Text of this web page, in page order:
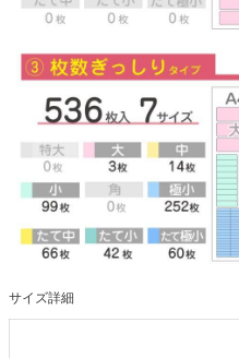
サイズ詳細